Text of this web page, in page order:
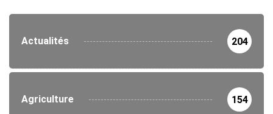
Actualités 204
Agriculture 154